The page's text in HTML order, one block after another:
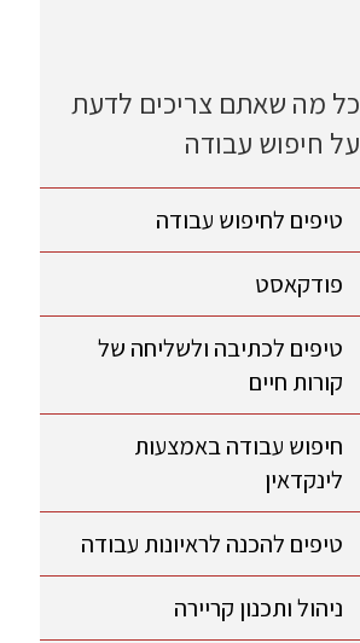
כל מה שאתם צריכים לדעת
על חיפוש עבודה
טיפים לחיפוש עבודה
פודקאסט
טיפים לכתיבה ולשליחה של
קורות חיים
חיפוש עבודה באמצעות
לינקדאין
טיפים להכנה לראיונות עבודה
ניהול ותכנון קריירה